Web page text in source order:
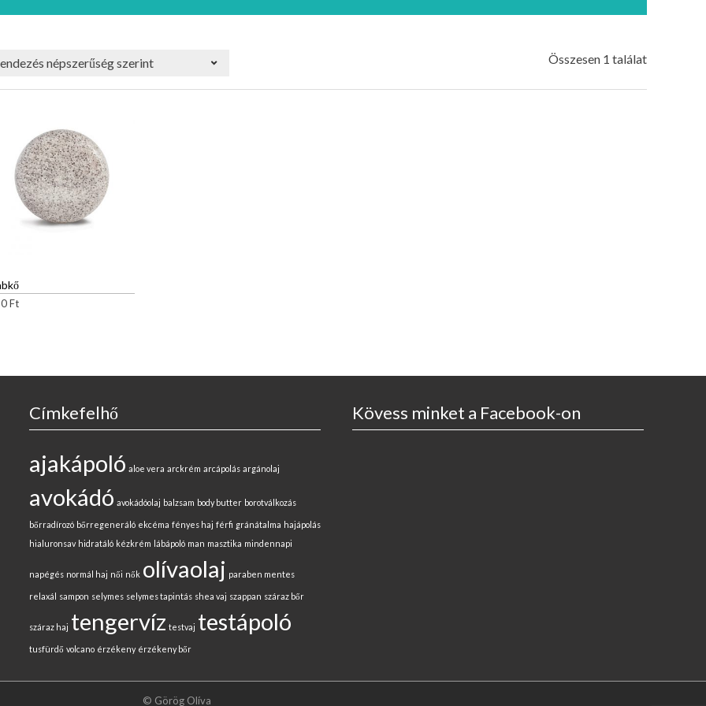
Összesen 1 találat
Ft
Címkefelhő
ajakápoló aloe vera arckrém arcápolás argánolaj
avokádó avokádóolaj balzsam body butter borotválkozás
bőrradírozó bőrregeneráló ekcéma fényes haj férfi gránátalma hajápolás
hialuronsav hidratáló kézkrém lábápoló man masztika mindennapi
napégés normál haj női nők olívaolaj paraben mentes
relaxál sampon selymes selymes tapintás shea vaj szappan száraz bőr
száraz haj tengervíz testvaj testápoló
tusfürdő volcano érzékeny érzékeny bőr
Kövess minket a Facebook-on
© Görög Olíva